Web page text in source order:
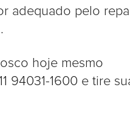
adequado pelo
hoje mesmo
94031-1600 e tire